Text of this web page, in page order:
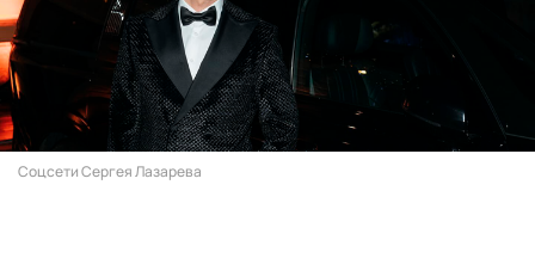
Соцсети Сергея Лазарева